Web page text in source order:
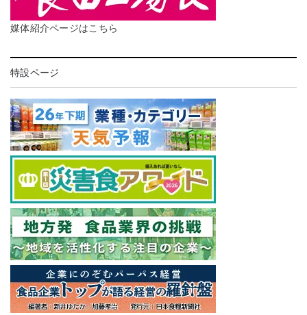
媒体紹介ページはこちら
特設ページ